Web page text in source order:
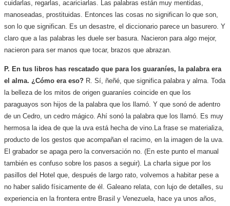
cuidarlas, regarlas, acariciarlas. Las palabras están muy mentidas,
manoseadas, prostituidas. Entonces las cosas no significan lo que son,
son lo que significan. Es un desastre, el diccionario parece un basurero. Y
claro que a las palabras les duele ser basura. Nacieron para algo mejor,
nacieron para ser manos que tocar, brazos que abrazan.
P. En tus libros has rescatado que para los guaraníes, la palabra era
el alma. ¿Cómo era eso? R. Sí, ñeñé, que significa palabra y alma. Toda
la belleza de los mitos de origen guaraníes coincide en que los
paraguayos son hijos de la palabra que los llamó. Y que sonó de adentro
de un Cedro, un cedro mágico. Ahí sonó la palabra que los llamó. Es muy
hermosa la idea de que la uva está hecha de vino. La frase se materializa,
producto de los gestos que acompañan el racimo, en la imagen de la uva.
El grabador se apaga pero la conversación no. (En este punto el manual
también es confuso sobre los pasos a seguir). La charla sigue por los
pasillos del Hotel que, después de largo rato, volvemos a habitar pese a
no haber salido físicamente de él. Galeano relata, con lujo de detalles, su
experiencia en la frontera entre Brasil y Venezuela, hace ya unos años,